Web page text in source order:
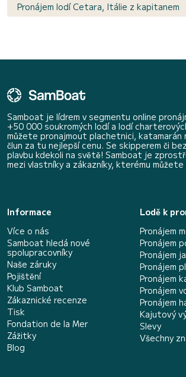
Pronájem lodí Cetara, Itálie z kapitanem
Samboat je lídrem v segmentu online
+50 000 soukromých lodí a lodí
můžete pronajmout plachetnici, katamarán
člun za tu nejlepší cenu. Se skipperem či
plavbu kdekoli na světě! Samboat je
mezi vlastníky a zákazníky, kterému
Informace
Více o nás
Samboat hledá nové
spolupracovníky
Naše záruky
Pojištění
Klub Samboat
Zákaznické recenze
Tisk
Fondation de la Mer
Zážitky
Blog
Lodě k
Pronájem
Pronájem
Pronájem
Pronájem
Pronájem
Pronájem
Pronájem
Kajutový
Slevy
Všechny